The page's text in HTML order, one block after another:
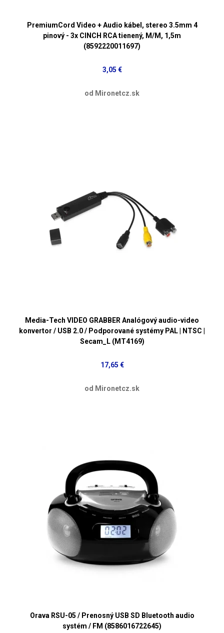
PremiumCord Video + Audio kábel, stereo 3.5mm 4
pinový - 3x CINCH RCA tienený, M/M, 1,5m
(8592220011697)
3,05 €
od Mironetcz.sk
Media-Tech VIDEO GRABBER Analógový audio-video
konvertor / USB 2.0 / Podporované systémy PAL | NTSC |
Secam_L (MT4169)
17,65 €
od Mironetcz.sk
Orava RSU-05 / Prenosný USB SD Bluetooth audio
systém / FM (8586016722645)